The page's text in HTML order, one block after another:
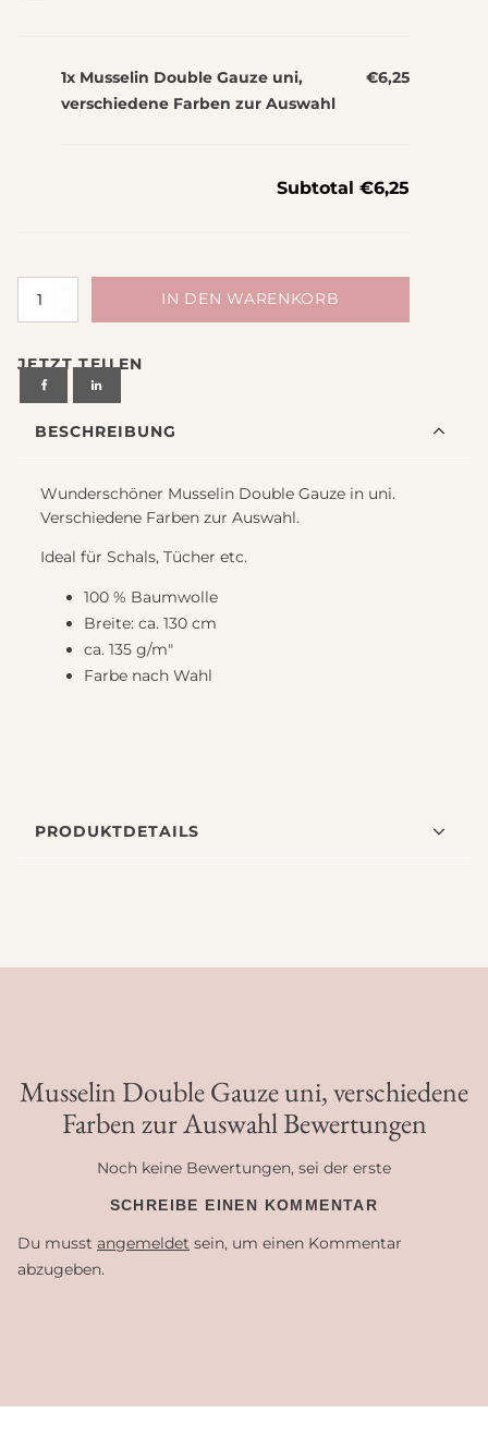
1x Musselin Double Gauze uni,
verschiedene Farben zur Auswahl
€6,25
Subtotal €6,25
Musselin
Double
uni,
verschiedene
zur
IN DEN WARENKORB
JETZT TEILEN
BESCHREIBUNG
Wunderschöner Musselin Double Gauze in uni.
Verschiedene Farben zur Auswahl.
Ideal für Schals, Tücher etc.
100 % Baumwolle
Breite: ca. 130 cm
ca. 135 g/m"
Farbe nach Wahl
PRODUKTDETAILS
Musselin Double Gauze uni, verschiedene
Farben zur Auswahl Bewertungen
Noch keine Bewertungen, sei der erste
SCHREIBE EINEN KOMMENTAR
Du musst angemeldet sein, um einen Kommentar
abzugeben.